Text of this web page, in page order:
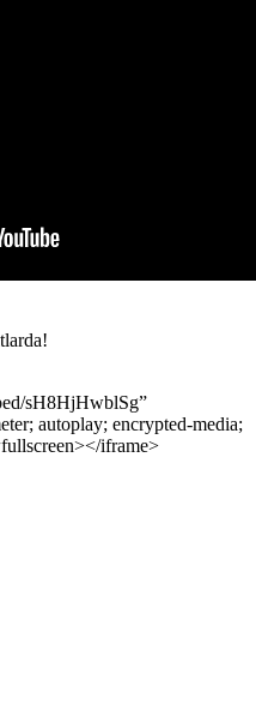
sH8HjHwblSg”
autoplay; encrypted-media;
iframe>